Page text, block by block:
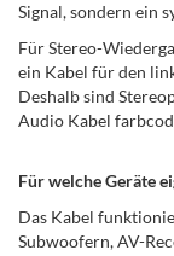
Signal, sondern ein
Für Stereo-
ein Kabel für den
Deshalb sind
Audio Kabel
Für welche Geräte
Das Kabel
Subwoofern, AV-